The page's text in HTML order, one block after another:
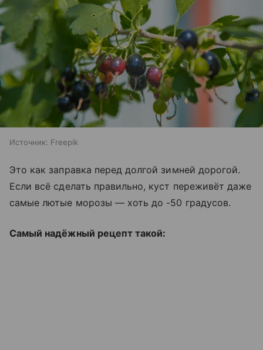
Источник: Freepik
Это как заправка перед долгой зимней дорогой.
Если всё сделать правильно, куст переживёт даже
самые лютые морозы — хоть до -50 градусов.
Самый надёжный рецепт такой: